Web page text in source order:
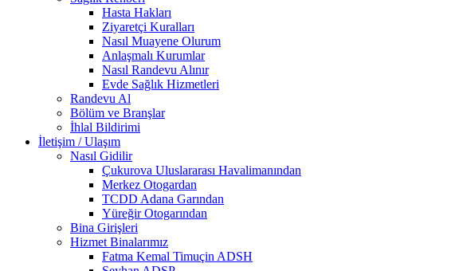
Hasta Hakları
Ziyaretçi Kuralları
Nasıl Muayene Olurum
Anlaşmalı Kurumlar
Nasıl Randevu Alınır
Evde Sağlık Hizmetleri
Randevu Al
Bölüm ve Branşlar
İhlal Bildirimi
İletişim / Ulaşım
Nasıl Gidilir
Çukurova Uluslararası Havalimanından
Merkez Otogardan
TCDD Adana Garından
Yüreğir Otogarından
Bina Girişleri
Hizmet Binalarımız
Fatma Kemal Timuçin ADSH